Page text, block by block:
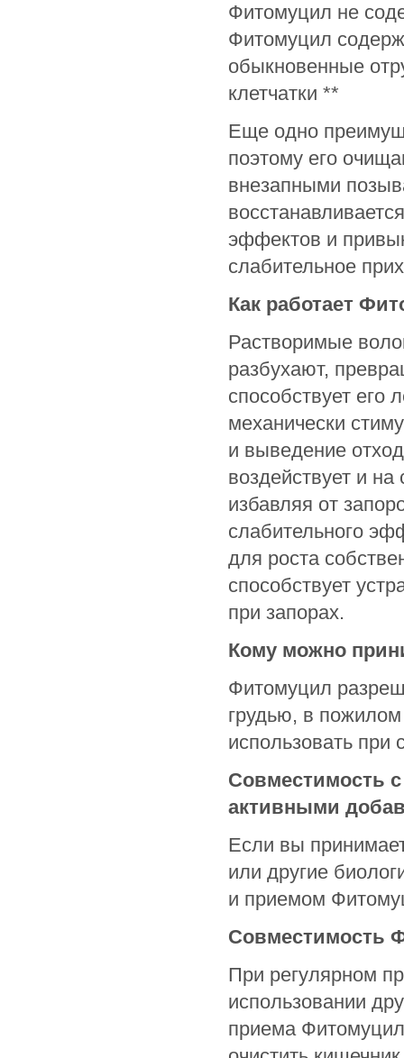
Фитомуцил не
Фитомуцил
обыкновенные
клетчатки **
Еще одно
поэтому его
внезапными
эффектов и
слабительное
Как работает
Растворимые
разбухают,
способствует
механически
и выведение
воздействует и
избавляя от
слабительного
для роста
способствует
при запорах.
Кому можно
Фитомуцил
грудью, в
использовать при
Совместимость
активными
Если вы
или другие
и приемом
Совместимость
При регулярном
использовании
приема